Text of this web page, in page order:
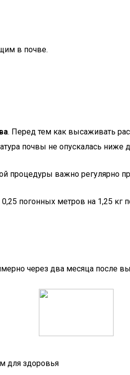
в почве.
. Перед тем как высаживать
почвы не опускалась ниже
процедуры важно регулярно
погонных метров на 1,25 кг
через два месяца после
для здоровья